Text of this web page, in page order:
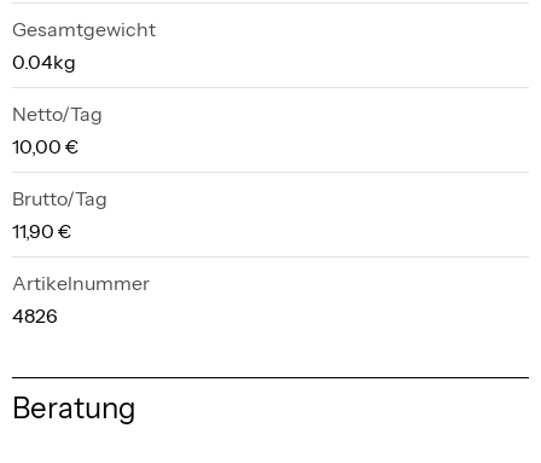
Gesamtgewicht
0.04kg
Netto/Tag
10,00 €
Brutto/Tag
11,90 €
Artikelnummer
4826
Beratung